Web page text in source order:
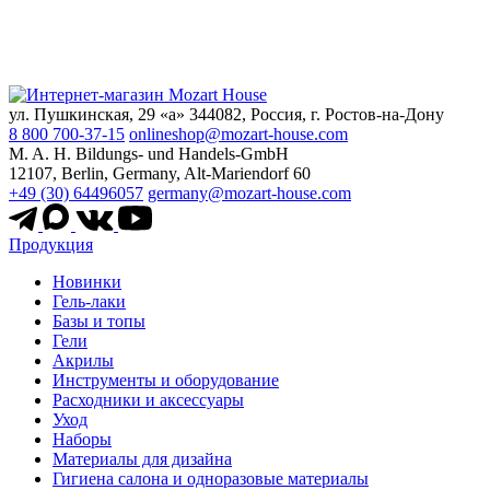
ул. Пушкинская, 29 «а» 344082, Россия, г. Ростов-на-Дону
8 800 700-37-15 onlineshop@mozart-house.com
M. A. H. Bildungs- und Handels-GmbH
12107, Berlin, Germany, Alt-Mariendorf 60
+49 (30) 64496057 germany@mozart-house.com
Продукция
Новинки
Гель-лаки
Базы и топы
Гели
Акрилы
Инструменты и оборудование
Расходники и аксессуары
Уход
Наборы
Материалы для дизайна
Гигиена салона и одноразовые материалы